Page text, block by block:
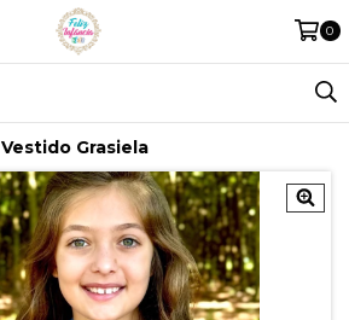
0
Vestido Grasiela